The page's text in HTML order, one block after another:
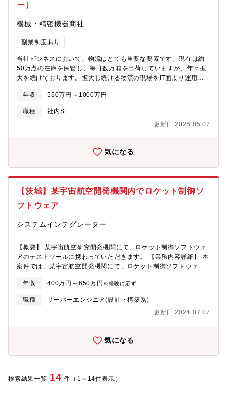
優れたCMSシステム。ご要望のWEBサイトを構築するサービスに
規模なポータルサイト)■スピンメディア：
画・メタデータ・リンク等 あらゆるマルチメディアに対応した
環境にてスムーズに再現が可能です。※特許取得済み超高速配信
技術です！■DATADOG：
https://solutions.ostechnology.co.jp/datadog.html運用監視のす
スト削減を同時実現いまやアプリケーションパフォーマンス管理
の世界的リーダーとなっています。【同社の魅力】■業界最大規
開発事業を行っている会社で日本最大規模の企業です。(特派の会
るほか、企画や自社パッケージ開発、複数業界の案件(医療系、製
造系、機電系など..)も行っており、個人の経験・希望に合わせた
キャリアアップ、キャリアチェンジが可能。■案件数：グループで
2万人のエンジニアが働いており、全員が働けるだけの案件がござ
います。大まかな内訳：SES案件7割、受託案件3割程度■教育・
研修：同社の研修制度にて、全社員が高度人材育成へ向けた研修
を受けることが可能です。
ー）
機械・精密機器商社
副業制度あり
当社ビジネスにおいて、物流はとても重要な要素です。現在は約
50万点の在庫を保管し、毎日数万箱を出荷していますが、年々拡
大を続けております。拡大し続ける物流の現場をIT面より運用、
おります。2022年に稼働開始する猪名川DCの自動搬送ロボット
(AGV)の導入数は800台。全国でも有数の規模でのスキル、ロボッ
トなどを利用した自動化された先端拠点の運用ノウハウなどを身
に付けていただける環境です。インフラやアプリケーション等の
す。【具体的には】※お持ちの専門性に応じ、お任せする業務は
ベル改善に伴う業務整理・データ分析・システム導入■業務支援の
イスに関するサポート、トラブルシューティング■システム運用環
境（監視等）の整備・運用■物流/生産現場のネットワークの運用
対象に自ら間接資材の在庫を持ち自らオンラインで売るEC企業で
用もしている フルスタック EC カンパニーです。◎製造業のみな
らず、幅広い業界（建設工事業、小売業、農業、医療など）のお
客様に対して製品を提供しているため、景気の影響を受けづらい
という強みがあります。（13期連続売上過去最高更新）◎今後は
でおります。◎間接材のEC化率は10％未満、マーケットは約8兆
円と言われており、まだまだ成長の余地のあるサービスです。今
78％◎有給取得率：86.2％ 【働き方】・残業時間：全社平均16.5
週2回程度在宅勤務となります。・出社時は仕切りのないフラット
年収 550万円～1000万円
職種
社内SE
更新日 2026.05.07
気になる
【茨城】某宇宙航空開発機関内でロケット制御ソ
フトウェア
システムインテグレーター
【概要】 某宇宙航空研究開発機関にて、ロケット制御ソフトウェ
アのテストツールに携わっていただきます。 【業務内容詳細】 本
案件では、某宇宙航空開発機関にて、ロケット制御ソフトウェア
ます。【課の特徴】DXモビリティ課当部門では、商用車領域での
自動運転システムを活かし、公道・閉鎖空間における自動運転車
両を自動走行において実用化に向けた、各種技術支援サービスを
行っております。それだけでなく、「地方創生」をキーワード
Linux・C言語、.NET、Ruby・Fortran【配属部署】インテグレー
ビューを中心とした社内報ページ https://hikoma.jp/ostech-
online-magazine
年収 400万円～650万円 ※経験に応ず
職種
サーバーエンジニア(設計・構築系)
更新日 2024.07.07
気になる
検索結果一覧 14 件（1～14件表示）